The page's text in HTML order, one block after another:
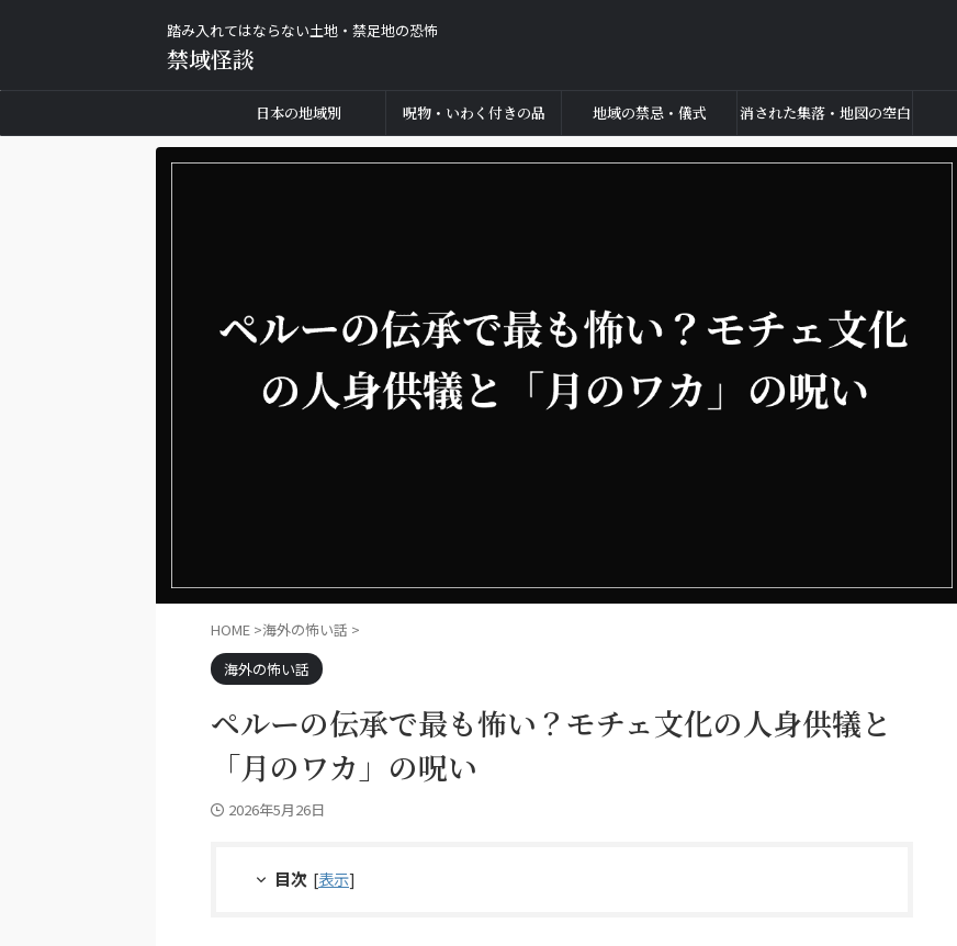
踏み入れてはならない土地・禁足地の恐怖
禁域怪談
日本の地域別 呪物・いわく付きの品 地域の禁忌・儀式 消された集落・地図の空白
HOME >海外の怖い話 >
海外の怖い話
ペルーの伝承で最も怖い？モチェ文化の人身供犠と
「月のワカ」の呪い
2026年5月26日
目次 [表示]